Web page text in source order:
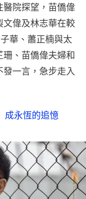
醫院探望，苗僑偉
偉及林志華在較
華、蕭正楠與太
、苗僑偉夫婦和
一言，急步走入
永恆的追憶